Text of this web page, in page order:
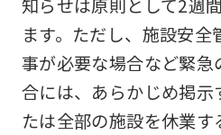
知らせは原則として2週
ます。ただし、施設安
事が必要な場合など緊
合には、あらかじめ掲示
たは全部の施設を休業